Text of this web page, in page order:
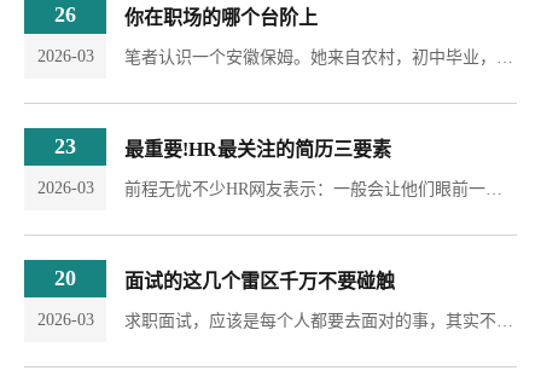
26
2026-03
你在职场的哪个台阶上
23
2026-03
最重要!HR最关注的简历三要素
20
2026-03
面试的这几个雷区千万不要碰触